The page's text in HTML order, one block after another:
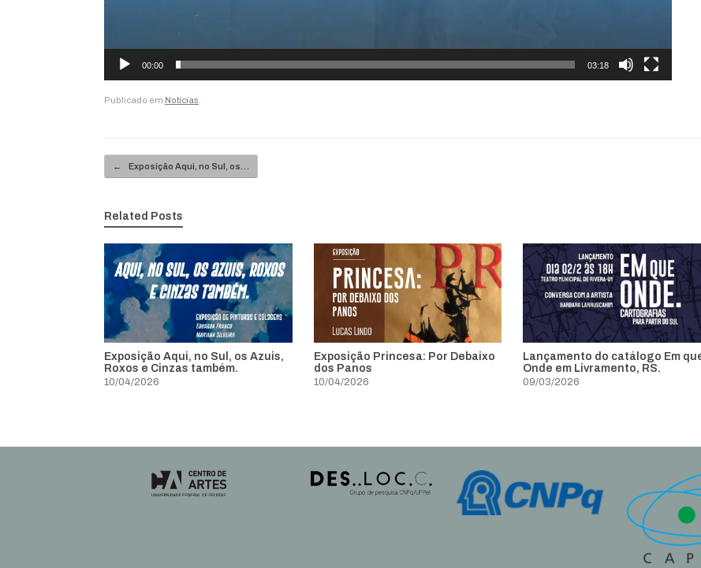
00:00 03:18
Publicado em Notícias
Navegação de posts
← Exposição Aqui, no Sul, os…
Related Posts
Exposição Aqui, no Sul, os Azuis,
Roxos e Cinzas também.
10/04/2026
Exposição Princesa: Por Debaixo
dos Panos
10/04/2026
Lançamento do catálogo Em
Onde em Livramento, RS.
09/03/2026